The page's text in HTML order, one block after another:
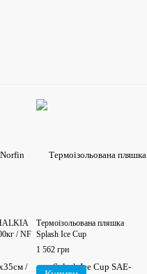
/ NF
Термоізольована пляшка
Splash Ice Cup
1 562 грн